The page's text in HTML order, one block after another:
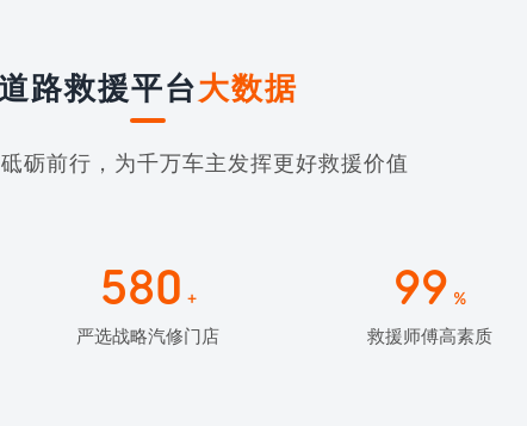
路救援平台大数据
砺前行，为千万车主发挥更好救援价值
580 +
严选战略汽修门店
99 %
救援师傅高素质